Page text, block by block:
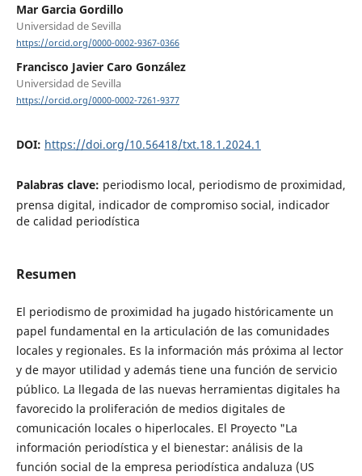
Mar Garcia Gordillo
Universidad de Sevilla
https://orcid.org/0000-0002-9367-0366
Francisco Javier Caro González
Universidad de Sevilla
https://orcid.org/0000-0002-7261-9377
DOI: https://doi.org/10.56418/txt.18.1.2024.1
Palabras clave: periodismo local, periodismo de proximidad,
prensa digital, indicador de compromiso social, indicador
de calidad periodística
Resumen
El periodismo de proximidad ha jugado históricamente un
papel fundamental en la articulación de las comunidades
locales y regionales. Es la información más próxima al lector
y de mayor utilidad y además tiene una función de servicio
público. La llegada de las nuevas herramientas digitales ha
favorecido la proliferación de medios digitales de
comunicación locales o hiperlocales. El Proyecto "La
información periodística y el bienestar: análisis de la
función social de la empresa periodística andaluza (US